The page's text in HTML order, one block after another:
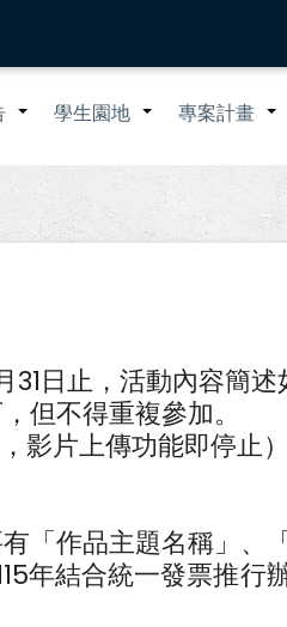
+ +
學生園地 專案計畫
31日止，活動內容簡述
但不得重複參加。
影片上傳功能即停止
「作品主題名稱」、
年結合統一發票推行